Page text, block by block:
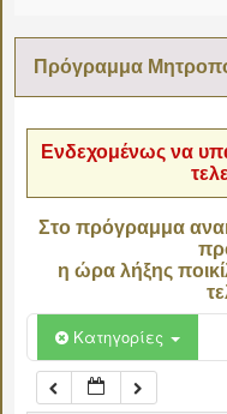
Πρόγραμμα
Ενδεχομένως να
Στο πρόγραμμα
η ώρα λήξης
Κατηγορίες
02:00
06:00
07:00